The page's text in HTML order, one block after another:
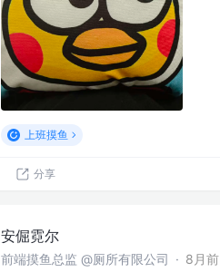
上班摸鱼
分享
安倔霓尔
前端摸鱼总监 @厕所有限公司 · 8月前